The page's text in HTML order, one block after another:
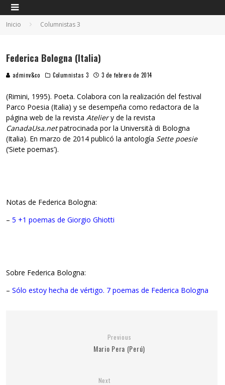
Inicio Columnistas 3
Federica Bologna (Italia)
adminv&co Columnistas 3 3 de febrero de 2014
(Rimini, 1995). Poeta. Colabora con la realización del festival
Parco Poesia (Italia) y se desempeña como redactora de la
página web de la revista Ateliery de la revista
CanadaUsa.netpatrocinada por la Università di Bologna
(Italia). En marzo de 2014 publicó la antología Sette poesie
(‘Siete poemas’).
Notas de Federica Bologna:
– 5 +1 poemas de Giorgio Ghiotti
Sobre Federica Bologna:
– Sólo estoy hecha de vértigo. 7 poemas de Federica Bologna
Previous
Mario Pera (Perú)
Next